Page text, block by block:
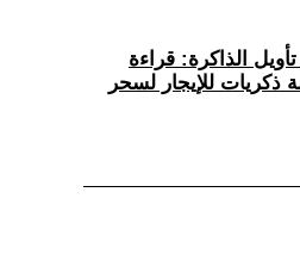
الذاكرة: قراءة
للإيجار لسحر